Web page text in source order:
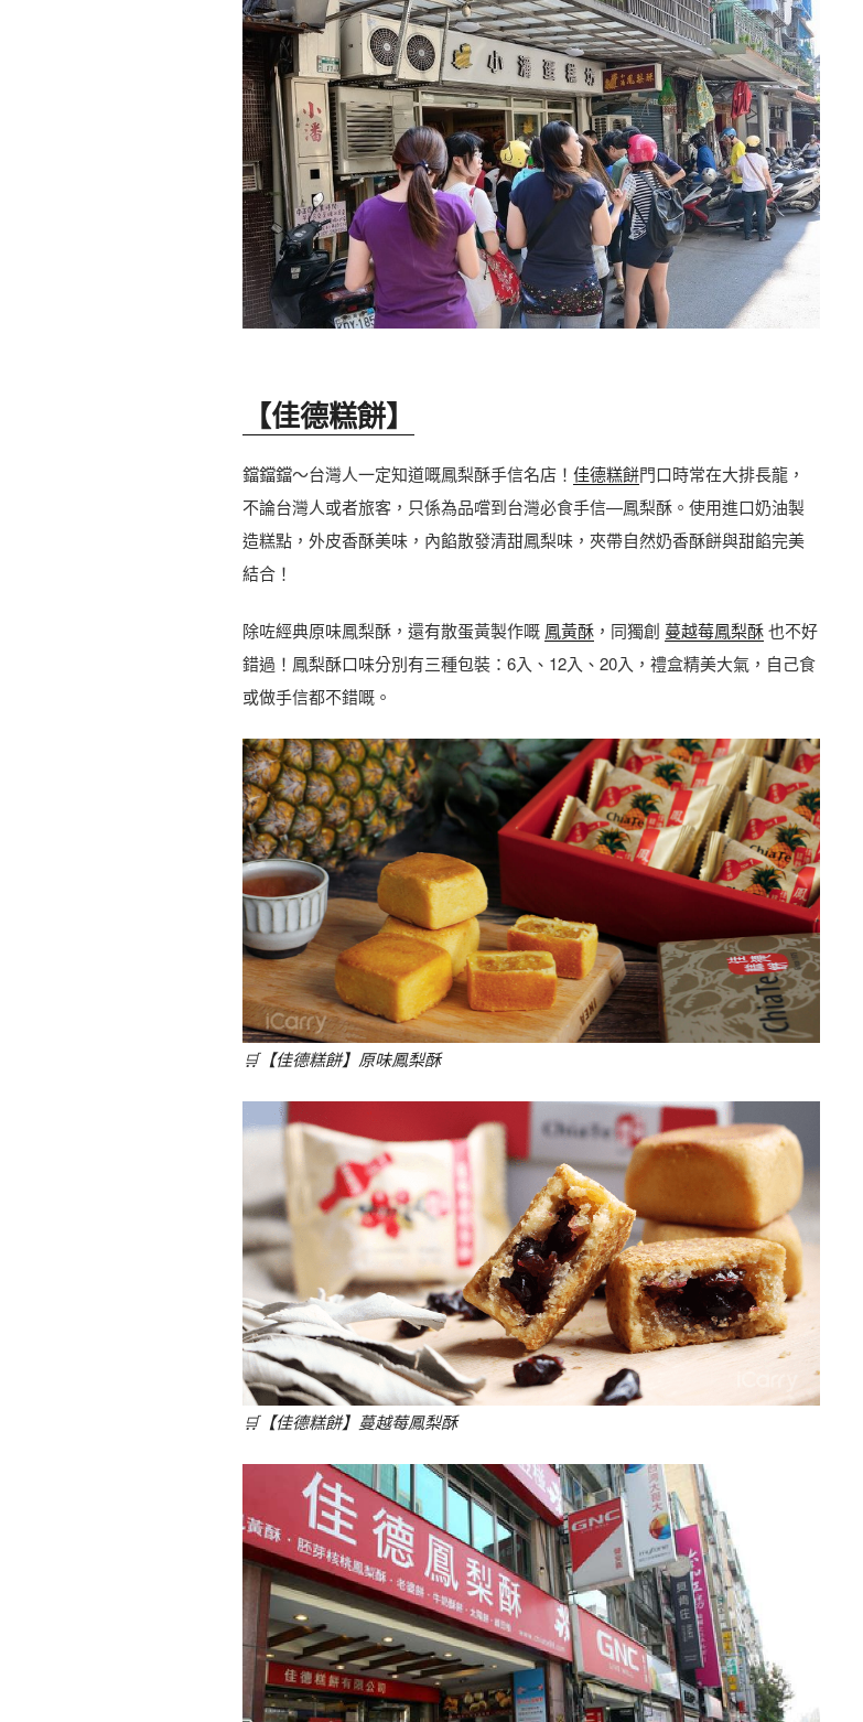
【佳德糕餅】
鐺鐺鐺～台灣人一定知道嘅鳳梨酥手信名店！ 佳德糕餅門口時常在大排長龍，
不論台灣人或者旅客，只係為品嚐到台灣必食手信—鳳梨酥。使用進口奶油製
造糕點，外皮香酥美味，內餡散發清甜鳳梨味，夾帶自然奶香酥餅與甜餡完美
結合！
除咗經典原味鳳梨酥，還有散蛋黃製作嘅 鳳黃酥 ，同獨創 蔓越莓鳳梨酥也不好
錯過！鳳梨酥口味分別有三種包裝：6入、12入、20入，禮盒精美大氣，自己食
或做手信都不錯嘅。
🛒【佳德糕餅】原味鳳梨酥
🛒【佳德糕餅】蔓越莓鳳梨酥